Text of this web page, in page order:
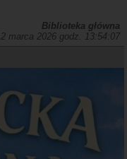
Biblioteka główna
marca 2026 godz. 13:54:07